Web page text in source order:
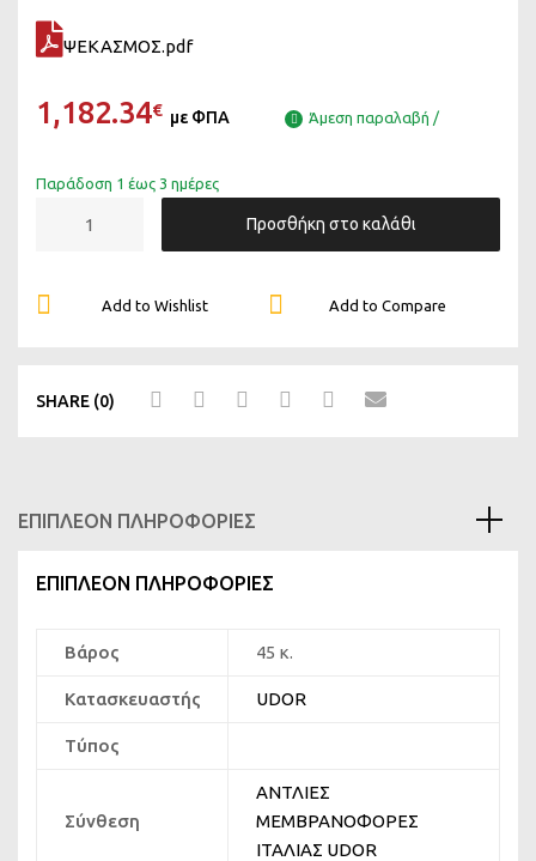
ΨΕΚΑΣΜΟΣ.pdf
1,182.34€ με ΦΠΑ Άμεση παραλαβή /
Παράδοση 1 έως 3 ημέρες
TS
Προσθήκη στο καλάθι
Add to Compare
Add to Wishlist
SHARE (0)
ΕΠΙΠΛΈΟΝ ΠΛΗΡΟΦΟΡΊΕΣ
ΕΠΙΠΛΈΟΝ ΠΛΗΡΟΦΟΡΊΕΣ
Βάρος 45 κ.
Κατασκευαστής UDOR
Τύπος
Σύνθεση
ΑΝΤΛΙΕΣ
ΜΕΜΒΡΑΝΟΦΟΡΕΣ
ΙΤΑΛΙΑΣ UDOR